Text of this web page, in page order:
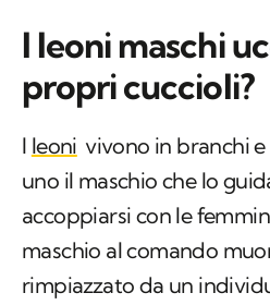
I leoni maschi
propri cuccioli?
I leoni vivono in branchi
uno il maschio che lo
accoppiarsi con le
maschio al comando
rimpiazzato da un